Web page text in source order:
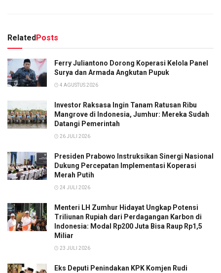
Related Posts
Ferry Juliantono Dorong Koperasi Kelola Panel
Surya dan Armada Angkutan Pupuk
4 AGUSTUS 2026
Investor Raksasa Ingin Tanam Ratusan Ribu
Mangrove di Indonesia, Jumhur: Mereka Sudah
Datangi Pemerintah
26 JULI 2026
Presiden Prabowo Instruksikan Sinergi Nasional
Dukung Percepatan Implementasi Koperasi
Merah Putih
24 JULI 2026
Menteri LH Zumhur Hidayat Ungkap Potensi
Triliunan Rupiah dari Perdagangan Karbon di
Indonesia: Modal Rp200 Juta Bisa Raup Rp1,5
Miliar
23 JULI 2026
Eks Deputi Penindakan KPK Komjen Rudi